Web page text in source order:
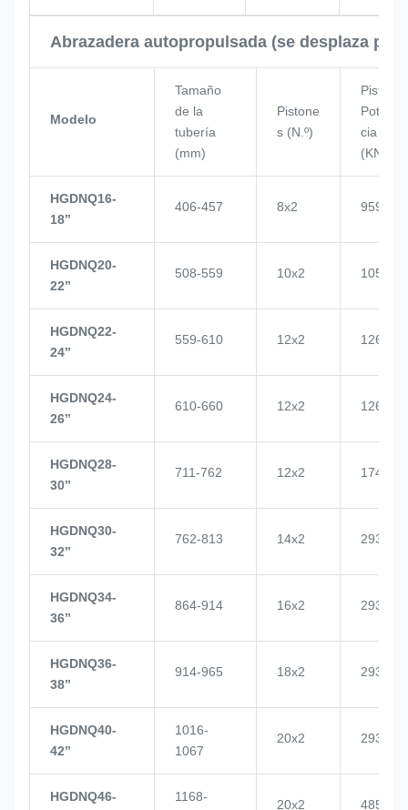
Abrazadera autopropulsada (se desplaza por
Modelo
Tamaño
de la
tubería
(mm)
Pistone
s (N.º)
Pistón
Poten
cia
(KN)
HGDNQ16-
18’’
406-457 8x2 959
HGDNQ20-
22’’
508-559 10x2 1057
HGDNQ22-
24’’
559-610 12x2 1268
HGDNQ24-
26’’
610-660 12x2 1268
HGDNQ28-
30’’
711-762 12x2 1748
HGDNQ30-
32’’
762-813 14x2 2937
HGDNQ34-
36’’
864-914 16x2 2937
HGDNQ36-
38’’
914-965 18x2 2937
HGDNQ40-
42’’
1016-
1067
20x2 2937
HGDNQ46-
1168-
20x2 4855